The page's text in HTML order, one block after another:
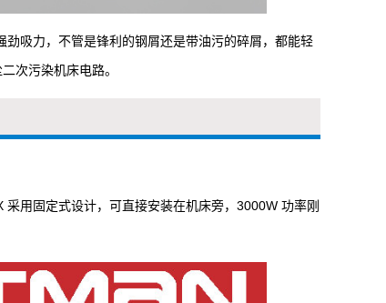
吸力，不管是锋利的钢屑还是带油污的碎屑，都能轻
次污染机床电路。
用固定式设计，可直接安装在机床旁，3000W 功率刚